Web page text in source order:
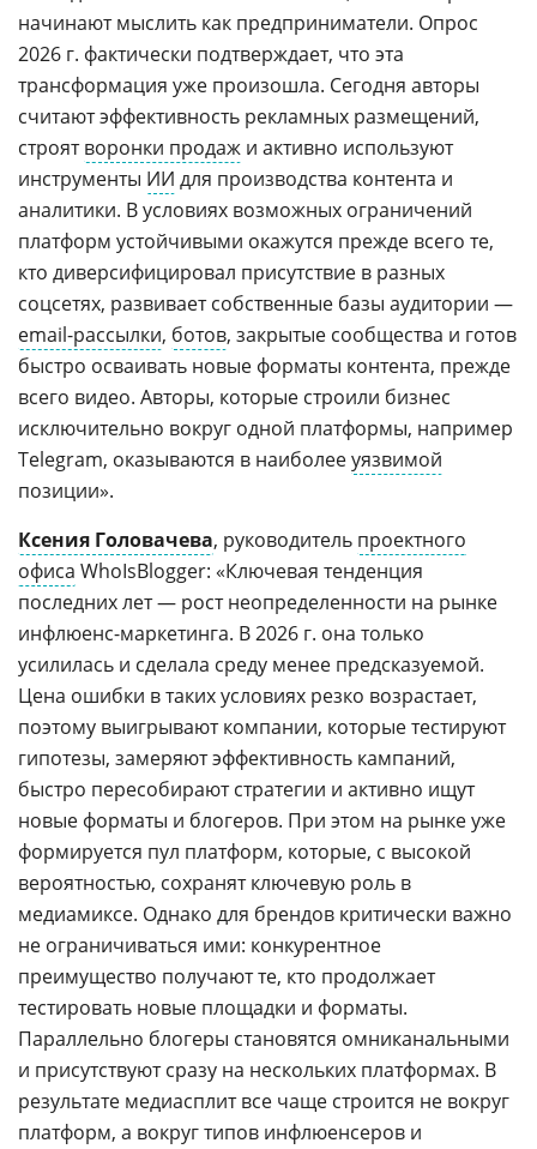
начинают мыслить как предприниматели. Опрос
2026 г. фактически подтверждает, что эта
трансформация уже произошла. Сегодня авторы
считают эффективность рекламных размещений,
строятворонки продаж и активно используют
инструменты ИИ для производства контента и
аналитики. В условиях возможных ограничений
платформ устойчивыми окажутся прежде всего те,
кто диверсифицировал присутствие в разных
соцсетях, развивает собственные базы аудитории —
email-рассылки, ботов, закрытые сообщества и готов
быстро осваивать новые форматы контента, прежде
всего видео. Авторы, которые строили бизнес
исключительно вокруг одной платформы, например
Telegram, оказываются в наиболееуязвимой
позиции».
Ксения Головачева, руководитель проектного
офиса WhoIsBlogger: «Ключевая тенденция
последних лет — рост неопределенности на рынке
инфлюенс-маркетинга. В 2026 г. она только
усилилась и сделала среду менее предсказуемой.
Цена ошибки в таких условиях резко возрастает,
поэтому выигрывают компании, которые тестируют
гипотезы, замеряют эффективность кампаний,
быстро пересобирают стратегии и активно ищут
новые форматы и блогеров. При этом на рынке уже
формируется пул платформ, которые, с высокой
вероятностью, сохранят ключевую роль в
медиамиксе. Однако для брендов критически важно
не ограничиваться ими: конкурентное
преимущество получают те, кто продолжает
тестировать новые площадки и форматы.
Параллельно блогеры становятся омниканальными
и присутствуют сразу на нескольких платформах. В
результате медиасплит все чаще строится не вокруг
платформ, а вокруг типов инфлюенсеров и